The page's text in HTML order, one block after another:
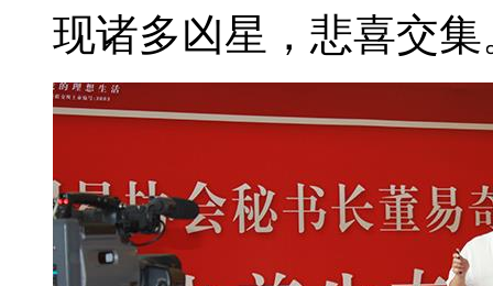
现诸多凶星，悲喜交